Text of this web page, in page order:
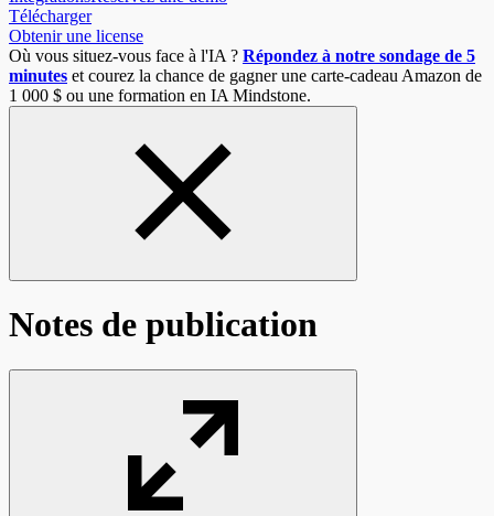
Télécharger
Obtenir une license
Où vous situez-vous face à l'IA ? Répondez à notre sondage de 5
minutes et courez la chance de gagner une carte-cadeau Amazon de
1 000 $ ou une formation en IA Mindstone.
Notes de publication